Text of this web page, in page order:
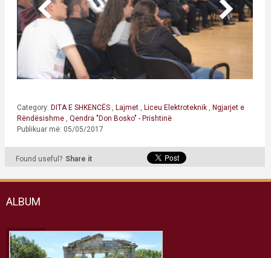
Category: DITA E SHKENCËS Lajmet Liceu Elektroteknik
Ngjarjet e
Rëndësishme
Qendra "Don Bosko" - Prishtinë
Publikuar më: 05/05/2017
Found useful? Share it
ALBUM